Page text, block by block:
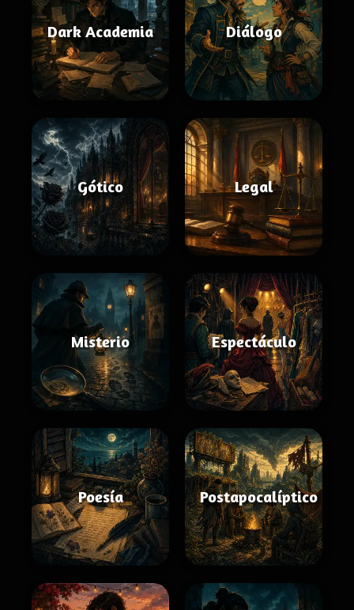
Dark Academia Diálogo
Gótico Legal
Misterio Espectáculo
Poesía Postapocalíptico